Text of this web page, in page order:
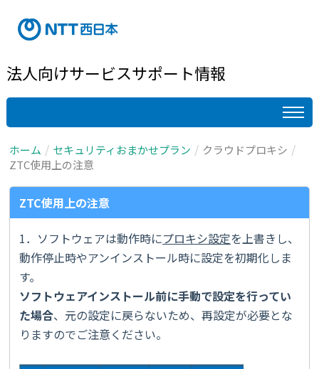
法人向けサービスサポート情報
ホーム セキュリティおまかせプラン
クラウドプロキシ
ZTC使用上の注意
ZTC使用上の注意
1．ソフトウェアは動作時にプロキシ設定を上書きし、
動作停止時やアンインストール時に設定を初期化しま
す。
ソフトウェアインストール前に手動で設定を行ってい
た場合、元の設定に戻らないため、再設定が必要とな
りますのでご注意ください。